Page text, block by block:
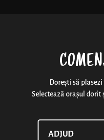
Dorești să
Selectează orașul dorit